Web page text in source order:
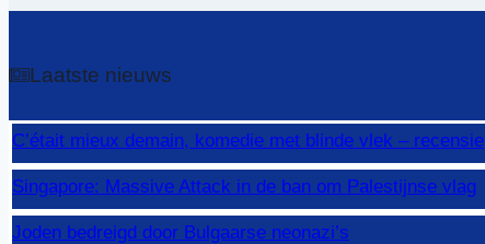
Laatste nieuws
C’était mieux demain, komedie met blinde vlek – recensie
Singapore: Massive Attack in de ban om Palestijnse vlag
Joden bedreigd door Bulgaarse neonazi’s